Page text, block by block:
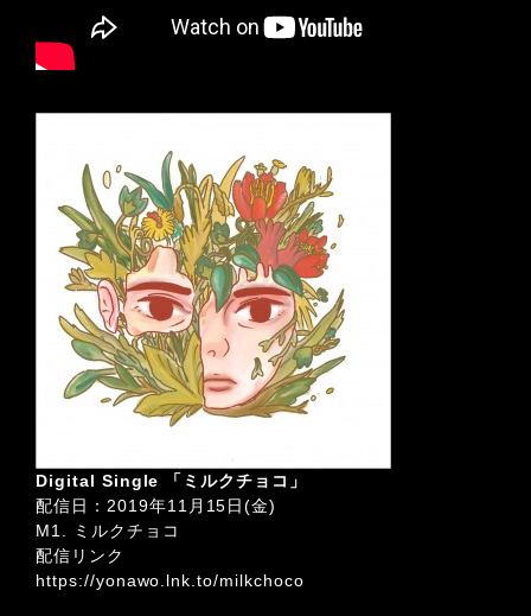
Digital Single 「ミルクチョコ」
配信日：2019年11月15日(金)
M1. ミルクチョコ
配信リンク
https://yonawo.lnk.to/milkchoco